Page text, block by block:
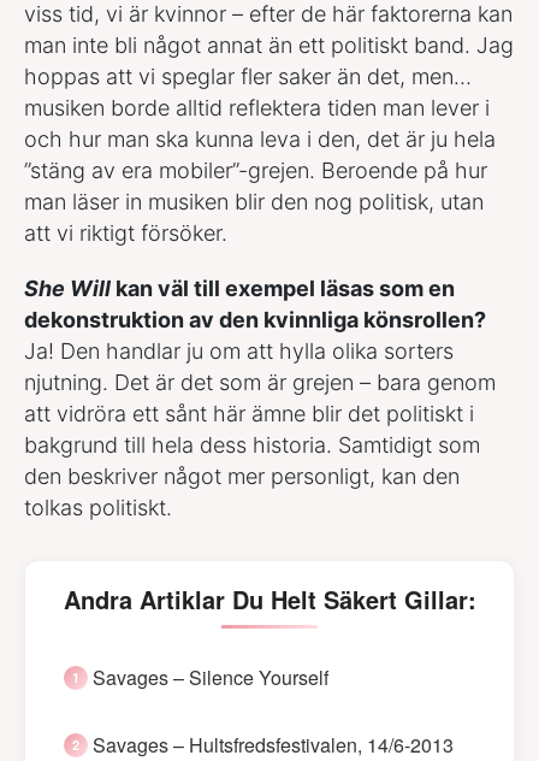
viss tid, vi är kvinnor – efter de här faktorerna kan
man inte bli något annat än ett politiskt band. Jag
hoppas att vi speglar fler saker än det, men…
musiken borde alltid reflektera tiden man lever i
och hur man ska kunna leva i den, det är ju hela
”stäng av era mobiler”-grejen. Beroende på hur
man läser in musiken blir den nog politisk, utan
att vi riktigt försöker.
She Will kan väl till exempel läsas som en
dekonstruktion av den kvinnliga könsrollen?
Ja! Den handlar ju om att hylla olika sorters
njutning. Det är det som är grejen – bara genom
att vidröra ett sånt här ämne blir det politiskt i
bakgrund till hela dess historia. Samtidigt som
den beskriver något mer personligt, kan den
tolkas politiskt.
Andra Artiklar Du Helt Säkert Gillar:
Savages – Silence Yourself
Savages – Hultsfredsfestivalen, 14/6-2013